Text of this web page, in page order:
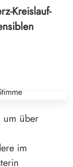
Kreislauf-
um über
im